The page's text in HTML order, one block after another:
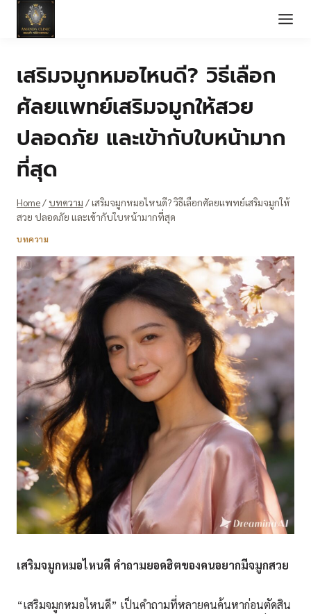
Skip
content
เสริมจมูกหมอไหนดี? วิธีเลือก
ศัลยแพทย์เสริมจมูกให้สวย
ปลอดภัย และเข้ากับใบหน้ามาก
ที่สุด
Home / บทความ /เสริมจมูกหมอไหนดี? วิธีเลือกศัลยแพทย์เสริมจมูกให้
สวย ปลอดภัย และเข้ากับใบหน้ามากที่สุด
บทความ
เสริมจมูกหมอไหนดี คำถามยอดฮิตของคนอยากมีจมูกสวย
“เสริมจมูกหมอไหนดี” เป็นคำถามที่หลายคนค้นหาก่อนตัดสิน